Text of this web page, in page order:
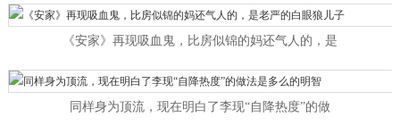
《安家》再现吸血鬼，比房似锦的妈还气人的，是
同样身为顶流，现在明白了李现“自降热度”的做